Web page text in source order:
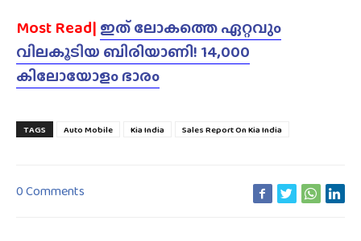
Most Read| ഇത് ലോകത്തെ ഏറ്റവും
വിലകൂടിയ ബിരിയാണി! 14,000
കിലോയോളം ഭാരം
TAGS Auto Mobile Kia India Sales Report On Kia India
0 Comments